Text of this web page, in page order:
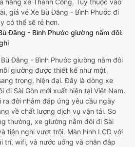
hãng xe Thành Công. Tùy thuộc vào
giá vé Xe Bù Đăng - Bình Phước đi
có thể sẽ rẻ hơn.
Đăng - Bình Phước giường nằm đôi:
Đăng - Bình Phước giường nằm đôi
giường được thiết kế như một
trọng, hiện đại. Đây là dòng xe
đi Sài Gòn mới xuất hiện tại Việt Nam.
ra đời nhằm đáp ứng yêu cầu ngày
về chất lượng dịch vụ vận tải. So
thường, xe giường nằm đôi đi Sài
tiện nghi vượt trội. Màn hình LCD với
trí, wifi, và nước uống và chăn đắp